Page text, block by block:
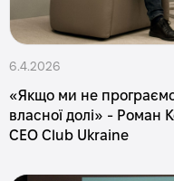
6.4.2026
«Якщо ми не
власної долі» - Роман
CEO Club Ukraine